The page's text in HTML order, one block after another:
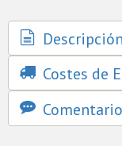
Descripción
Costes de